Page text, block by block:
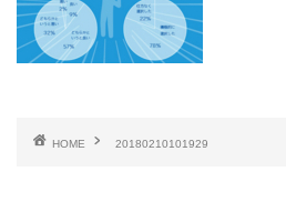
HOME 20180210101929